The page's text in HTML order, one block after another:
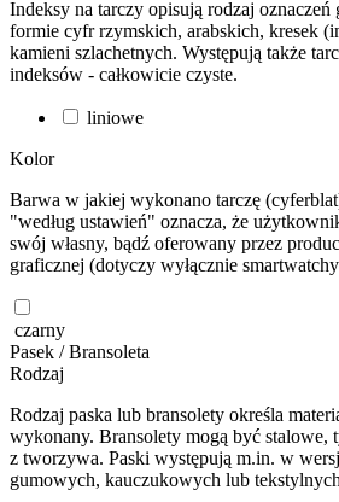
Indeksy na tarczy opisują rodzaj
formie cyfr rzymskich, arabskich, kresek
kamieni szlachetnych. Występują także
indeksów - całkowicie czyste.
liniowe
Kolor
Barwa w jakiej wykonano tarczę
"według ustawień" oznacza, że
swój własny, bądź oferowany przez
graficznej (dotyczy wyłącznie
czarny
Pasek / Bransoleta
Rodzaj
Rodzaj paska lub bransolety określa
wykonany. Bransolety mogą być stalowe,
z tworzywa. Paski występują m.in. w
gumowych, kauczukowych lub